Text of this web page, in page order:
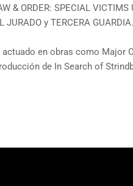
ORDER: SPECIAL VICTIMS
y TERCERA GUARDIA.
en obras como Major
de In Search of